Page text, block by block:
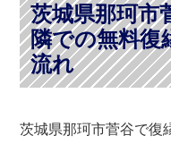
茨城県那珂市
隣での無料復
流れ
茨城県那珂市菅谷で復